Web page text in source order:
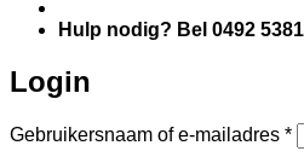
Hulp nodig? Bel 0492
Login
Gebruikersnaam of e-mailadres *